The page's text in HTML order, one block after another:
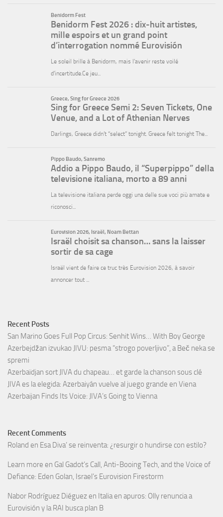
Recent Posts
San Marino Goes Full Pop Circus: Senhit Wins… With Boy George
Azerbejdžan izvukao JIVU: pesma “strogo poverljivo”, a Beč neka se
spremi
Azerbaïdjan sort JIVA du chapeau… et garde la chanson sous clé
JIVA es la elegida: Azerbaiyán vuelve al juego grande en Viena
Azerbaijan Finds Its Voice: JIVA’s Going to Vienna
Recent Comments
Roland en Esa Diva’ se reinventa: ¿resurgir o hundirse con estilo?
Learn more en Gal Gadot’s Call, Anti-Booing Tech, and the Voice of
Defiance: Eden Golan, Israel’s Eurovision Firestorm
Nabor Rodríguez Diéguez en Italia en apuros: Olly renuncia a
Eurovisión y la RAI busca plan B